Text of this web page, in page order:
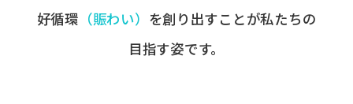
好循環 ​（賑わい） を​創り出すことが​私たちの​
目指す姿です。​